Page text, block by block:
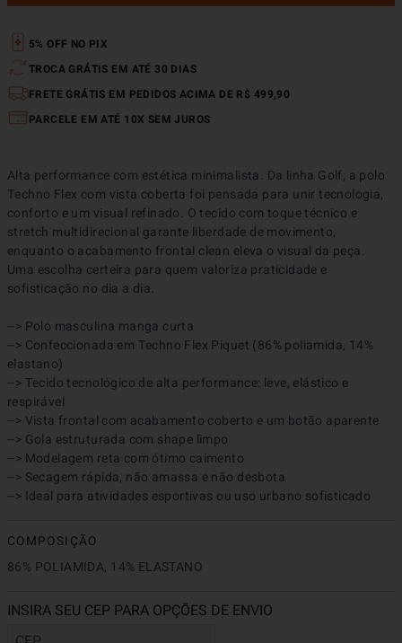
5% OFF NO PIX
TROCA GRÁTIS EM ATÉ 30 DIAS
FRETE GRÁTIS EM PEDIDOS ACIMA DE R$ 499,90
PARCELE EM ATÉ 10X SEM JUROS
Alta performance com estética minimalista. Da linha Golf, a polo
Techno Flex com vista coberta foi pensada para unir tecnologia,
conforto e um visual refinado. O tecido com toque técnico e
stretch multidirecional garante liberdade de movimento,
enquanto o acabamento frontal clean eleva o visual da peça.
Uma escolha certeira para quem valoriza praticidade e
sofisticação no dia a dia.
--> Polo masculina manga curta
--> Confeccionada em Techno Flex Piquet (86% poliamida, 14%
elastano)
--> Tecido tecnológico de alta performance: leve, elástico e
respirável
--> Vista frontal com acabamento coberto e um botão aparente
--> Gola estruturada com shape limpo
--> Modelagem reta com ótimo caimento
--> Secagem rápida, não amassa e não desbota
--> Ideal para atividades esportivas ou uso urbano sofisticado
COMPOSIÇÃO
86% POLIAMIDA, 14% ELASTANO